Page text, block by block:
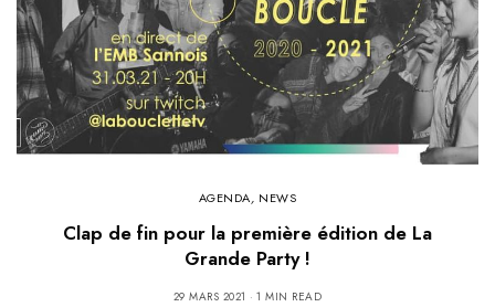
AGENDA, NEWS
Clap de fin pour la première édition de La
Grande Party !
29 MARS 2021 1 MIN READ